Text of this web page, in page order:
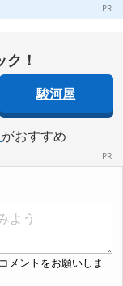
！
駿河屋
がおすすめ